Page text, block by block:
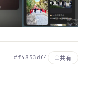
#f4853d64 共有